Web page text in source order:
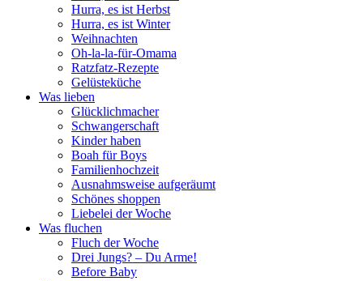
Hurra, es ist Herbst
Hurra, es ist Winter
Weihnachten
Oh-la-la-für-Omama
Ratzfatz-Rezepte
Gelüsteküche
Was lieben
Glücklichmacher
Schwangerschaft
Kinder haben
Boah für Boys
Familienhochzeit
Ausnahmsweise aufgeräumt
Schönes shoppen
Liebelei der Woche
Was fluchen
Fluch der Woche
Drei Jungs? – Du Arme!
Before Baby